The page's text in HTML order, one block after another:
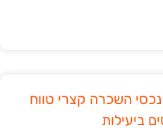
נכסי השכרה קצרי טווח
ביעילות